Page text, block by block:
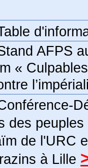
AFPS
«
des
de l'URC
à Lille